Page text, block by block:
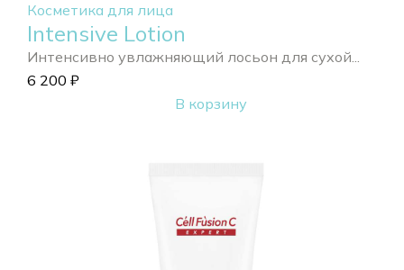
Косметика для лица
Intensive Lotion
Интенсивно увлажняющий лосьон для сухой...
6 200 ₽
В корзину